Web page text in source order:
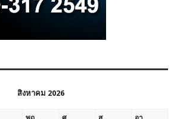
สิงหาคม 2026